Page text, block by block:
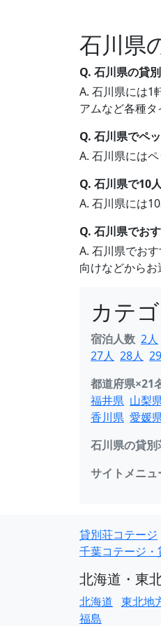
石川県
Q. 石川県の貸
A. 石川県には1
アムなど各種タ
Q. 石川県でペ
A. 石川県には
Q. 石川県で10
A. 石川県には
Q. 石川県でお
A. 石川県でお
向けなどからお
カテ
宿泊人数 2人
27人 28人
都道府県×21
福井県 山梨
香川県 愛媛
石川県の貸別
サイトメニュ
貸別荘コテージ
千葉コテージ・
北海道・東
北海道 東北地
福島